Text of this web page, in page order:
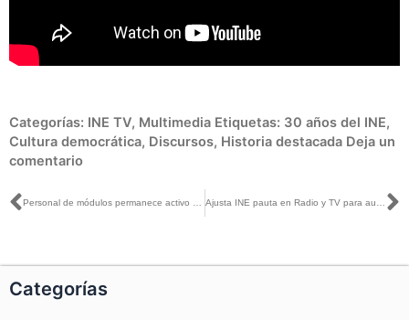
Categorías: INE TV, Multimedia Etiquetas: 30 años del INE,
Cultura democrática, Discursos, Historia destacada Deja un
comentario
Ant
Categorías